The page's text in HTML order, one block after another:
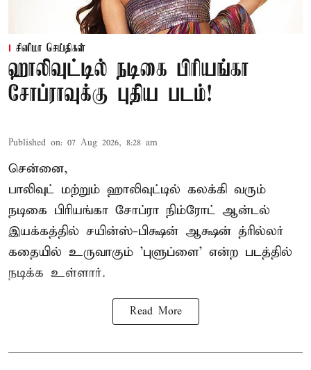
சினிமா செய்திகள்
ஹாலிவுட்டில் நடிகை பிரியங்கா
சோப்ராவுக்கு புதிய படம்!
Published on: 07 Aug 2026, 8:28 am
சென்னை,
பாலிவுட் மற்றும் ஹாலிவுட்டில் கலக்கி வரும்
நடிகை பிரியங்கா சோப்ரா நிம்ரோட் ஆன்டல்
இயக்கத்தில் சயின்ஸ்-பிக்ஷன் ஆக்ஷன் த்ரில்லர்
கதையில் உருவாகும் 'புளுப்ளை' என்ற படத்தில்
நடிக்க உள்ளார்.
Read More